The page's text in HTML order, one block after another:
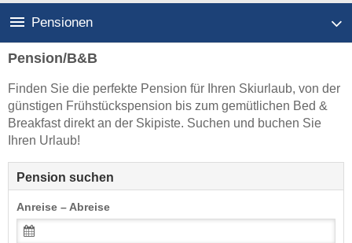
Pensionen
Pension/B&B
Finden Sie die perfekte Pension für Ihren Skiurlaub, von der
günstigen Frühstückspension bis zum gemütlichen Bed &
Breakfast direkt an der Skipiste. Suchen und buchen Sie
Ihren Urlaub!
Pension suchen
Anreise – Abreise